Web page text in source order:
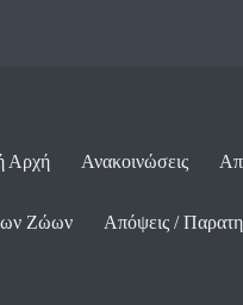
Αρχή Ανακοινώσεις
Ζώων Απόψεις /